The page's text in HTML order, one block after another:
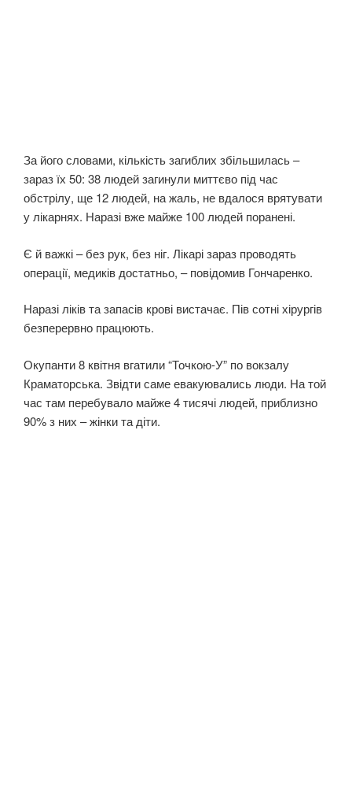
За його словами, кількість загиблих збільшилась –
зараз їх 50: 38 людей загинули миттєво під час
обстрілу, ще 12 людей, на жаль, не вдалося врятувати
у лікарнях. Наразі вже майже 100 людей поранені.
Є й важкі – без рук, без ніг. Лікарі зараз проводять
операції, медиків достатньо, – повідомив Гончаренко.
Наразі ліків та запасів крові вистачає. Пів сотні хірургів
безперервно працюють.
Окупанти 8 квітня вгатили “Точкою-У” по вокзалу
Краматорська. Звідти саме евакуювались люди. На той
час там перебувало майже 4 тисячі людей, приблизно
90% з них – жінки та діти.